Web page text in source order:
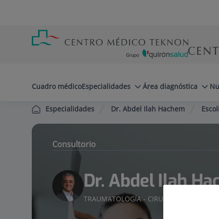
cabecera
Cuadro médicoEspecialidades Área diagnóstica
Especialidades Dr. Abdel Ilah Hachem
Consultorio
Dr. Abdel Ilah
TRAUMATOLOGÍA - CIRUGÍA ORTOPÉDICA